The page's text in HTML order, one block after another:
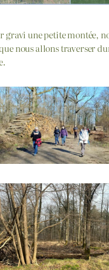
gravi une petite montée,
nous allons traverser